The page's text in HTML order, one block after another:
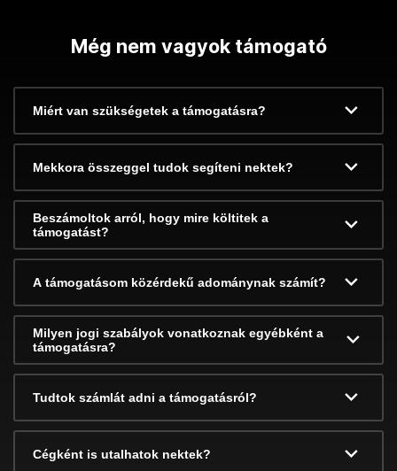
Még nem vagyok támogató
Miért van szükségetek a támogatásra?
Mekkora összeggel tudok segíteni nektek?
Beszámoltok arról, hogy mire költitek a
támogatást?
A támogatásom közérdekű adománynak számít?
Milyen jogi szabályok vonatkoznak egyébként a
támogatásra?
Tudtok számlát adni a támogatásról?
Cégként is utalhatok nektek?